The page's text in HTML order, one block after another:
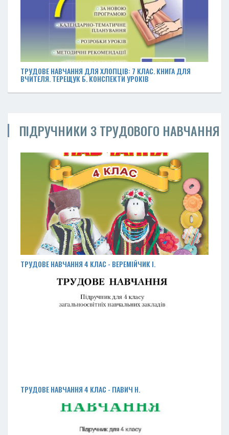
ТРУДОВЕ НАВЧАННЯ ДЛЯ ХЛОПЦІВ: 7 КЛАС. КНИГА ДЛЯ
ВЧИТЕЛЯ. ТЕРЕЩУК Б. КОНСПЕКТИ УРОКІВ
ПІДРУЧНИКИ З ТРУДОВОГО НАВЧАННЯ
ТРУДОВЕ НАВЧАННЯ 4 КЛАС - ВЕРЕМІЙЧИК І.
ТРУДОВЕ НАВЧАННЯ 4 КЛАС - ПАВИЧ Н.